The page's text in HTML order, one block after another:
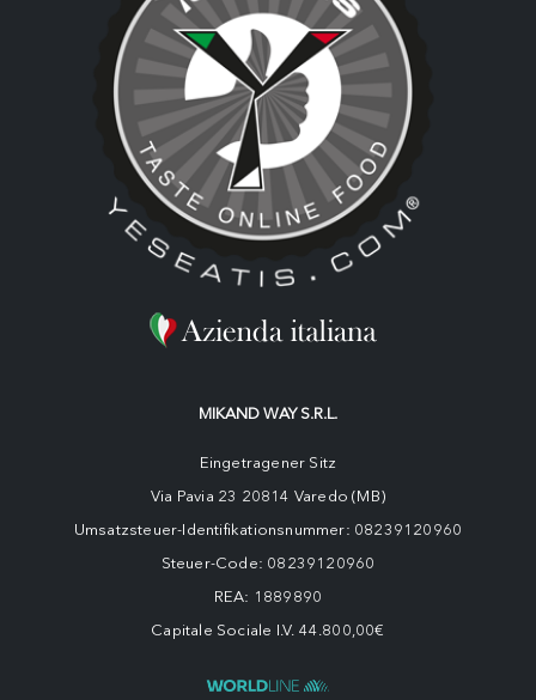
MIKAND WAY S.R.L.
Eingetragener Sitz
Via Pavia 23 20814 Varedo (MB)
Umsatzsteuer-Identifikationsnummer: 08239120960
Steuer-Code: 08239120960
REA: 1889890
Capitale Sociale I.V. 44.800,00€